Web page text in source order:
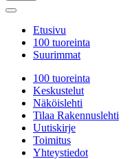
Etusivu
100 tuoreinta
Suurimmat
100 tuoreinta
Keskustelut
Näköislehti
Tilaa Rakennuslehti
Uutiskirje
Toimitus
Yhteystiedot